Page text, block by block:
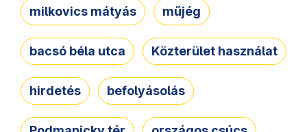
milkovics mátyás műjég
bacsó béla utca Közterület használat
hirdetés befolyásolás